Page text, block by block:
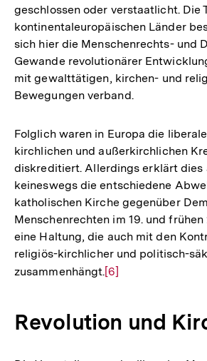
geschlossen oder verstaatlicht. Die
kontinentaleuropäischen Länder
sich hier die Menschenrechts- und
Gewande revolutionärer
mit gewalttätigen, kirchen- und
Bewegungen verband.
Folglich waren in Europa die
kirchlichen und außerkirchlichen
diskreditiert. Allerdings erklärt dies
keineswegs die entschiedene
katholischen Kirche gegenüber
Menschenrechten im 19. und
eine Haltung, die auch mit den
religiös-kirchlicher und politisch-
zusammenhängt.Zur
Fußnote
[6]
Revolution und